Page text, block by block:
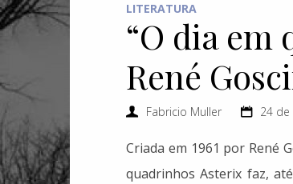
LITERATURA
“O dia em
René
Fabricio Muller 24
Criada em 1961 por René
quadrinhos Asterix faz,